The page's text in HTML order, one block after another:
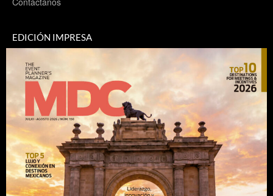
EDICIÓN IMPRESA